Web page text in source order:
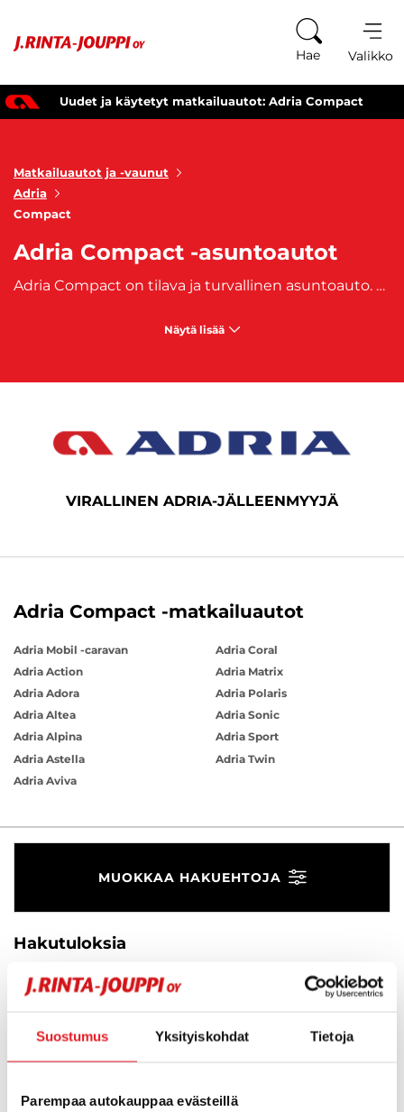
Suostumus Yksityiskohdat Tietoja
Parempaa autokauppaa evästeillä
Hae Valikko
Uudet ja käytetyt matkailuautot: Adria Compact
Matkailuautot ja -vaunut
Adria
Compact
Adria Compact -asuntoautot
Adria Compact on tilava ja turvallinen asuntoauto. Compact omaa neljä istuinpaikkaa ja sen hyväksytyt vuodepaikat vaihtelevat kahden ja neljän välillä. Compact-asuntoauto on täydellinen koko perheen matkustusvaihtoehto pidemmällekin matkalle. Osta oma, heti saatavilla oleva ja vähäpäästöinen Adria Compact -asuntoautosi J. Rinta-joupilta. Autoon on saatavilla myös edullinen
Näytä lisää
VIRALLINEN ADRIA-JÄLLEENMYYJÄ
Adria Compact -matkailuautot
Adria Mobil -caravan
Adria Action
Adria Adora
Adria Altea
Adria Alpina
Adria Astella
Adria Aviva
Adria Coral
Adria Matrix
Adria Polaris
Adria Sonic
Adria Sport
Adria Twin
MUOKKAA HAKUEHTOJA
Hakutuloksia
Järjestä Suosikit 0
Hups, ei tuloksia!